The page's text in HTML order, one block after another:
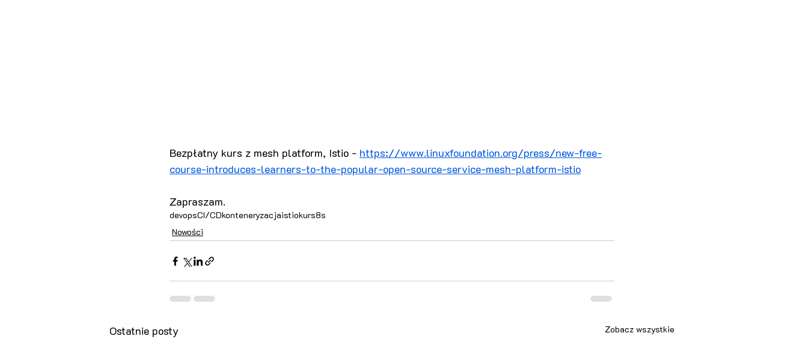
Bezpłatny kurs z mesh platform, Istio - https://www.linuxfoundation.org/press/new-free-
course-introduces-learners-to-the-popular-open-source-service-mesh-platform-istio
Zapraszam.
devopsCI/CDkonteneryzacjaistiokurs8s
Nowości
Ostatnie posty Zobacz wszystkie